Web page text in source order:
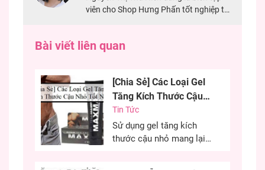
viên cho Shop Hưng Phấn tốt nghiệp tại
đảm bảo nội dung chính xác nhất cho
Bài viết liên quan
[Chia Sẻ] Các Loại Gel
Tăng Kích Thước Cậu
Nhỏ Tốt Nhất
Tin Tức
Sử dụng gel tăng kích
thước cậu nhỏ mang lại